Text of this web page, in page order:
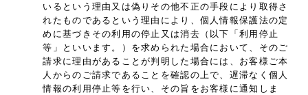
いるという理由又は偽りその他不正の手段により取得さ
れたものであるという理由により、個人情報保護法の定
めに基づきその利用の停止又は消去（以下「利用停止
等」といいます。）を求められた場合において、そのご
請求に理由があることが判明した場合には、お客様ご本
人からのご請求であることを確認の上で、遅滞なく個人
情報の利用停止等を行い、その旨をお客様に通知しま